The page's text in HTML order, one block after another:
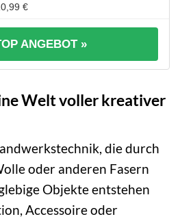
€
ANGEBOT »
Welt voller kreativer
die durch
oder anderen Fasern
Objekte entstehen
Accessoire oder